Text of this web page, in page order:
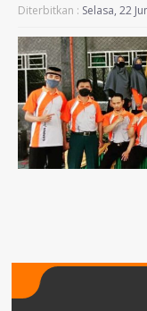
Diterbitkan : Selasa, 22